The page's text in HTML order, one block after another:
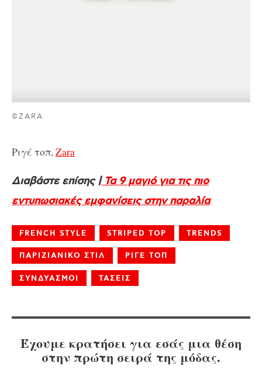
©ZARA
Ριγέ τοπ, Zara
Διαβάστε επίσης |Τα 9 μαγιό για τις πιο
εντυπωσιακές εμφανίσεις στην παραλία
FRENCH STYLE STRIPED TOP TRENDS
ΠΑΡΙΖΙΑΝΙΚΟ ΣΤΙΛ ΡΙΓΕ ΤΟΠ
ΣΥΝΔΥΑΣΜΟΙ ΤΑΣΕΙΣ
Έχουμε κρατήσει για εσάς μια θέση
στην πρώτη σειρά της μόδας.